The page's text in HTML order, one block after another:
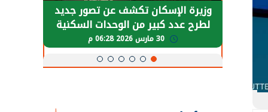
دولي وزيرة الإسكان تكشف عن تصور جديد
لطرح عدد كبير من الوحدات السكنية
بنظام الإيجار